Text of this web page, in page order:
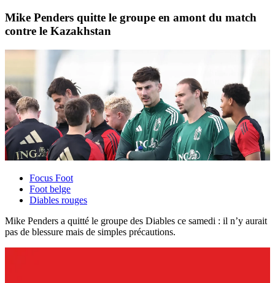
Mike Penders quitte le groupe en amont du match
contre le Kazakhstan
Focus Foot
Foot belge
Diables rouges
Mike Penders a quitté le groupe des Diables ce samedi : il n’y aurait
pas de blessure mais de simples précautions.